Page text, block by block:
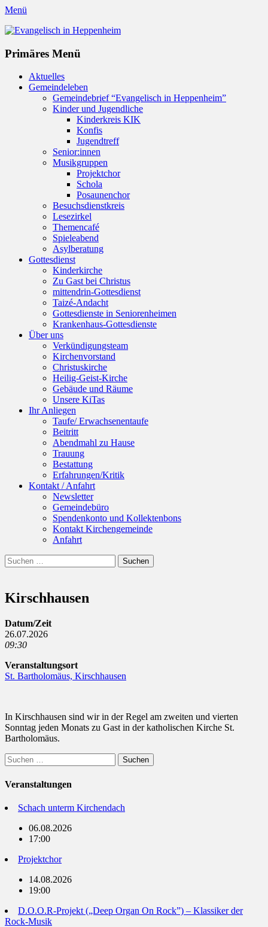
Menü
Evangelisch in Heppenheim
Primäres Menü
Zum
Inhalt
Aktuelles
Gemeindeleben
Gemeindebrief “Evangelisch in Heppenheim”
Kinder und Jugendliche
Kinderkreis KIK
Konfis
Jugendtreff
Senior:innen
Musikgruppen
Projektchor
Schola
Posaunenchor
Besuchsdienstkreis
Lesezirkel
Themencafé
Spieleabend
Asylberatung
Gottesdienst
Kinderkirche
Zu Gast bei Christus
mittendrin-Gottesdienst
Taizé-Andacht
Gottesdienste in Seniorenheimen
Krankenhaus-Gottesdienste
Über uns
Verkündigungsteam
Kirchenvorstand
Christuskirche
Heilig-Geist-Kirche
Gebäude und Räume
Unsere KiTas
Ihr Anliegen
Taufe/ Erwachsenentaufe
Beitritt
Abendmahl zu Hause
Trauung
Bestattung
Erfahrungen/Kritik
Kontakt / Anfahrt
Newsletter
Gemeindebüro
Spendenkonto und Kollektenbons
Kontakt Kirchengemeinde
Anfahrt
Suchen
Suchen
nach:
Kirschhausen
Datum/Zeit
26.07.2026
09:30
Veranstaltungsort
St. Bartholomäus, Kirschhausen
In Kirschhausen sind wir in der Regel am zweiten und vierten
Sonntag jeden Monats zu Gast in der katholischen Kirche St.
Bartholomäus.
Suchen
nach:
Veranstaltungen
Schach unterm Kirchendach
06.08.2026
17:00
Projektchor
14.08.2026
19:00
D.O.O.R-Projekt („Deep Organ On Rock”) – Klassiker der
Rock-Musik